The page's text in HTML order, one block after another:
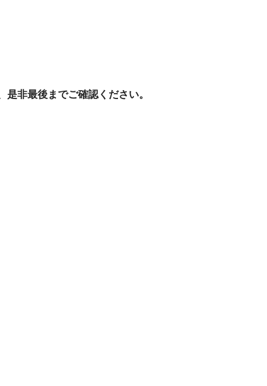
非最後までご確認ください。